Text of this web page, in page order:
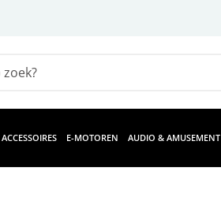
E-MOTOREN AUDIO & AMUSEMENT